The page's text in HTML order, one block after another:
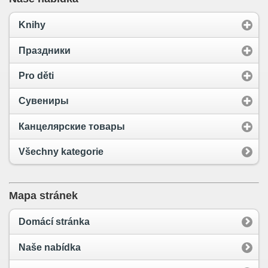
Knihy
Праздники
Pro děti
Сувениры
Канцелярские товары
Všechny kategorie
Mapa stránek
Domácí stránka
Naše nabídka